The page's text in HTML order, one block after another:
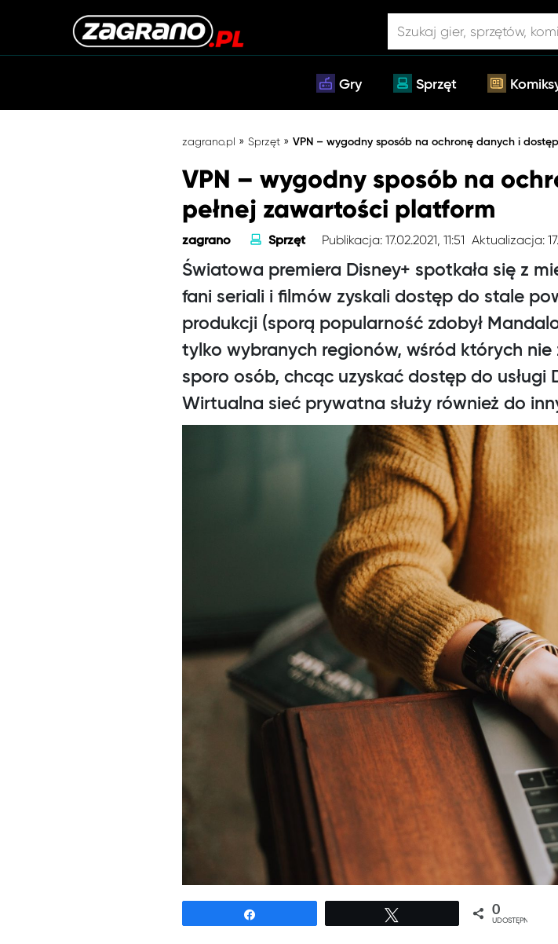
Gry Sprzęt
zagrano.pl » Sprzęt » VPN – wygodny sposób na ochronę danych i
VPN – wygodny sposób na
pełnej zawartości platform
zagrano Sprzęt Publikacja: 17.02.2021, 11:51 Aktualizacja:
Światowa premiera Disney+ spotkała się z
fani seriali i filmów zyskali dostęp do stale
produkcji (sporą popularność zdobył
tylko wybranych regionów, wśród których nie
sporo osób, chcąc uzyskać dostęp do usługi
Wirtualna sieć prywatna służy również do
0
UDOSTĘPNIEŃ